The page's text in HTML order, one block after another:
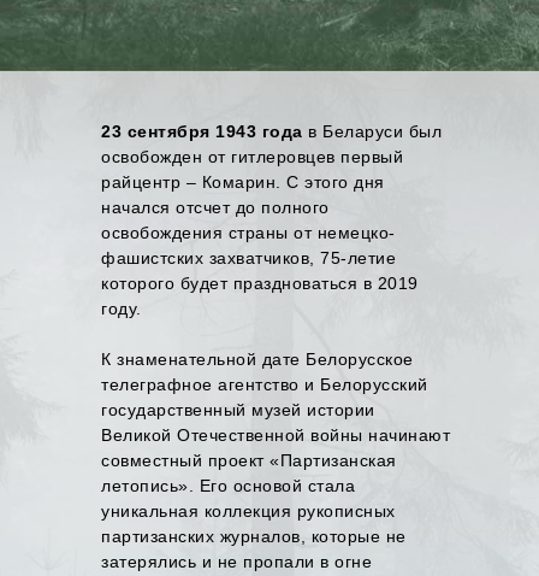
23 сентября 1943 года в Беларуси был
освобожден от гитлеровцев первый
райцентр – Комарин. С этого дня
начался отсчет до полного
освобождения страны от немецко-
фашистских захватчиков, 75-летие
которого будет праздноваться в 2019
году.
К знаменательной дате Белорусское
телеграфное агентство и Белорусский
государственный музей истории
Великой Отечественной войны начинают
совместный проект «Партизанская
летопись». Его основой стала
уникальная коллекция рукописных
партизанских журналов, которые не
затерялись и не пропали в огне